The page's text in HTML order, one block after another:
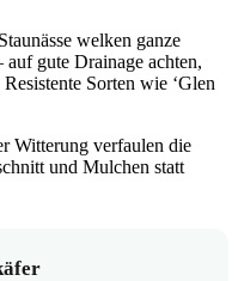
welken ganze
gute Drainage achten,
Sorten wie ‘Glen
Witterung verfaulen die
und Mulchen statt